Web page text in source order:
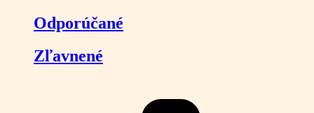
Odporúčané
Zľavnené